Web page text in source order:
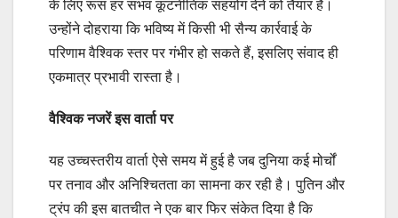
के लिए रूस हर संभव कूटनीतिक सहयोग देने को तैयार है।
उन्होंने दोहराया कि भविष्य में किसी भी सैन्य कार्रवाई के
परिणाम वैश्विक स्तर पर गंभीर हो सकते हैं, इसलिए संवाद ही
एकमात्र प्रभावी रास्ता है।
वैश्विक नजरें इस वार्ता पर
यह उच्चस्तरीय वार्ता ऐसे समय में हुई है जब दुनिया कई मोर्चों
पर तनाव और अनिश्चितता का सामना कर रही है। पुतिन और
ट्रंप की इस बातचीत ने एक बार फिर संकेत दिया है कि